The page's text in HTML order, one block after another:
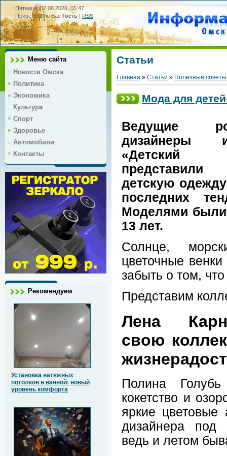
Пятница, 07.08.2026, 05:47
Приветствую Вас Гость|RSS
Меню сайта
Новости Омска
Политика
Экономика
Культура
Спорт
Здоровье
Автомобили
Контакты
Рекомендуем
Установка натяжных
потолков в ванной: новый
уровень комфорта
Статьи
Главная » Статьи » Полезные
Мода для
Ведущие
детскую
последних
Моделями
13 лет.
Солнце,
цветочные
забыть о том,
Представим
Лена
свою
Полина
кокетство и
яркие цветовые
дизайнера под
ведь и летом